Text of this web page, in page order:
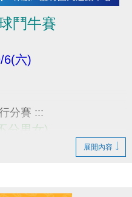
鬥牛賽
6(六)
分賽 :::
分男女)
展開內容